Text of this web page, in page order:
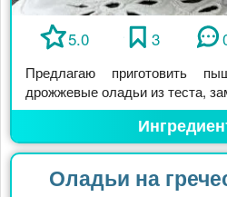
5.0 3
Предлагаю приготовить
дрожжевые оладьи из теста,
Оладьи на